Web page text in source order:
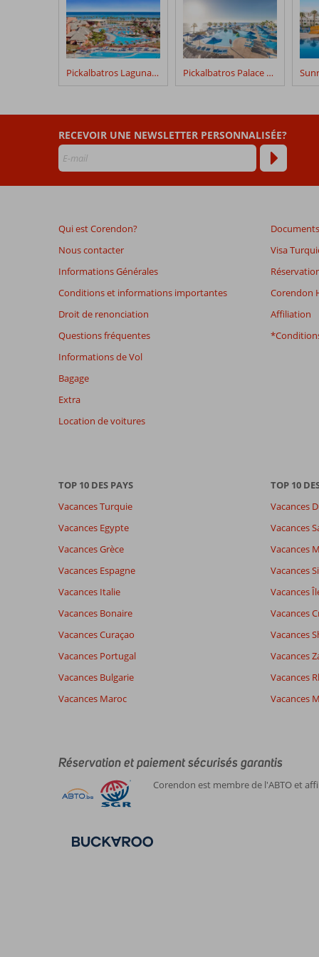
clients
après
leur
séjour
Desolle
avis
datant
de
mois
ne
sont
plus
affichés
afin
de
garantir
présentés.
sur
avis.
Pickalbatros Laguna Vista Pickalbatros Palace Resort
RECEVOIR UNE NEWSLETTER PERSONNALISÉE?
Qui est Corendon?
Nous contacter
Informations Générales
Conditions et informations importantes
Droit de renonciation
Questions fréquentes
Informations de Vol
Bagage
Extra
Location de voitures
Visa
Corendon
Affiliation
TOP 10 DES PAYS
Vacances Turquie
Vacances Egypte
Vacances Grèce
Vacances Espagne
Vacances Italie
Vacances Bonaire
Vacances Curaçao
Vacances Portugal
Vacances Bulgarie
Vacances Maroc
TOP 10
Vacances
Vacances
Vacances
Vacances
Vacances
Vacances
Vacances
Vacances
Vacances
Vacances
Réservation et paiement sécurisés garantis
Corendon est membre de l'ABTO et